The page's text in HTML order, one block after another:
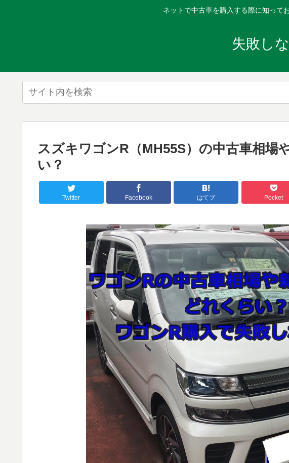
ネットで中古車を購入する際に知って
失敗し
スズキワゴンR（MH55S）の中古車相場
い？
Twitter Facebook はてブ Pocket